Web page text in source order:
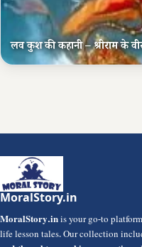
लव कुश की कहानी – श्रीराम के
MoralStory.in
MoralStory.inis your go-to
life lesson tales. Our collection